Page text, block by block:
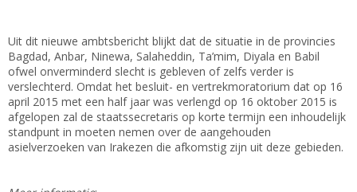
Uit dit nieuwe ambtsbericht blijkt dat de situatie in de provincies
Bagdad, Anbar, Ninewa, Salaheddin, Ta’mim, Diyala en Babil
ofwel onverminderd slecht is gebleven of zelfs verder is
verslechterd. Omdat het besluit- en vertrekmoratorium dat op 16
april 2015 met een half jaar was verlengd op 16 oktober 2015 is
afgelopen zal de staatssecretaris op korte termijn een inhoudelijk
standpunt in moeten nemen over de aangehouden
asielverzoeken van Irakezen die afkomstig zijn uit deze gebieden.